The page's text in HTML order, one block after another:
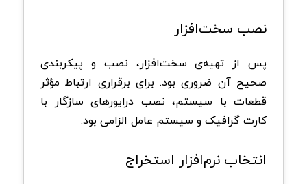
نصب سخت‌افزار
پس از تهیه‌ی سخت‌افزار، نصب و پیکربندی
صحیح آن ضروری بود. برای برقراری ارتباط مؤثر
قطعات با سیستم، نصب درایورهای سازگار با
کارت گرافیک و سیستم عامل الزامی بود.
انتخاب نرم‌افزار استخراج